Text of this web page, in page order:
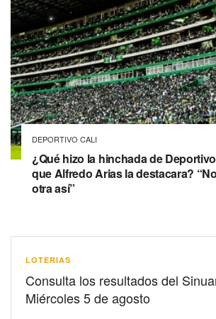
DEPORTIVO CALI
¿Qué hizo la hinchada de
que Alfredo Arias la destacara?
otra así”
LOTERIAS
Consulta los resultados del
Miércoles 5 de agosto